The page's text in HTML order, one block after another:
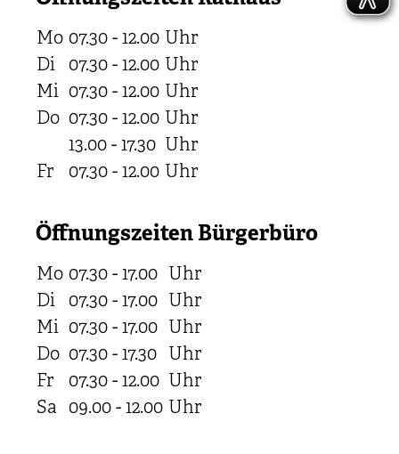
Mo 07.30 - 12.00 Uhr
Di
07.30 - 12.00 Uhr
Mi 07.30 - 12.00 Uhr
Do 07.30 - 12.00 Uhr
13.00 - 17.30 Uhr
Fr
07.30 - 12.00 Uhr
Öffnungszeiten Bürgerbüro
Mo 07.30 - 17.00 Uhr
Di
07.30 - 17.00 Uhr
Mi 07.30 - 17.00 Uhr
Do 07.30 - 17.30 Uhr
Fr
07.30 - 12.00 Uhr
Sa 09.00 - 12.00 Uhr